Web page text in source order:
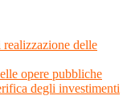
delle
opere pubbliche
degli investimenti